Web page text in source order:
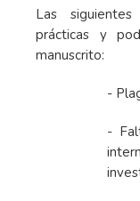
Las
prácticas y
manuscrito:
-
-